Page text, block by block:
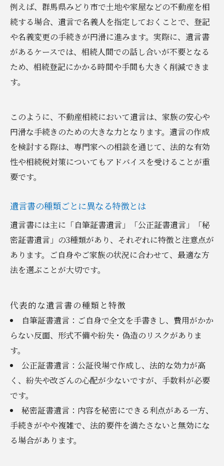
例えば、群馬県みどり市で土地や家屋などの不動産を相
続する場合、遺言で名義人を指定しておくことで、登記
や名義変更の手続きが円滑に進みます。実際に、遺言書
があるケースでは、相続人間での話し合いが不要となる
ため、相続登記にかかる時間や手間も大きく削減できま
す。
このように、不動産相続において遺言は、家族の安心や
円滑な手続きのための大きな力となります。遺言の作成
を検討する際は、専門家への相談を通じて、法的な有効
性や相続税対策についてもアドバイスを受けることが重
要です。
遺言書の種類ごとに異なる特徴とは
遺言書には主に「自筆証書遺言」「公正証書遺言」「秘
密証書遺言」の3種類があり、それぞれに特徴と注意点が
あります。ご自身やご家族の状況に合わせて、最適な方
法を選ぶことが大切です。
代表的な遺言書の種類と特徴
自筆証書遺言：ご自身で全文を手書きし、費用がかか
らない反面、形式不備や紛失・偽造のリスクがありま
す。
公正証書遺言：公証役場で作成し、法的な効力が高
く、紛失や改ざんの心配が少ないですが、手数料が必要
です。
秘密証書遺言：内容を秘密にできる利点がある一方、
手続きがやや複雑で、法的要件を満たさないと無効にな
る場合があります。